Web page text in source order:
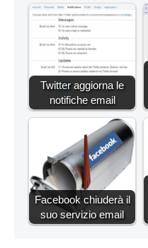
Twitter aggiorna le
notifiche email
Facebook chiuderà il
suo servizio email